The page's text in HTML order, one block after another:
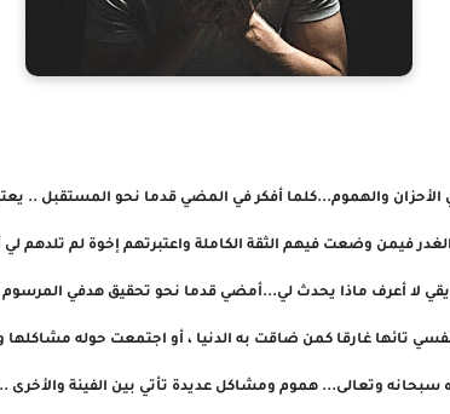
الأحزان والهموم...كلما أفكر في المضي قدما نحو المستقبل ..
فيمن وضعت فيهم الثقة الكاملة واعتبرتهم إخوة لم تلدهم
لا أعرف ماذا يحدث لي...أمضي قدما نحو تحقيق هدفي
تائها غارقا كمن ضاقت به الدنيا ، أو اجتمعت حوله مشاكلها
سبحانه وتعالى... هموم ومشاكل عديدة تأتي بين الفينة واﻷخرى